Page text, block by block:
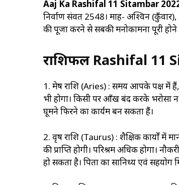
Aaj Ka Rashifal 11 Sitambar
निर्वाण संवत 2548। माह- अश्विन (कुँवार),
की पूजा करने से सबकी मनोकामना पूरी होने
राशिफल Rashifal 11
1. मेष राशि (Aries) : समय आपके पक्ष में
भी होगा। किसी पर आँख बंद करके भरोसा
घूमने फिरने का कार्यक्रम बन सकता हैं।
2. वृष राशि (Taurus) : शैक्षिक कार्यों में
की प्राप्ति‍ होगी। परिश्रम अधिक होगा।
हो सकता है। पिता का सानिध्य एवं सहयोग